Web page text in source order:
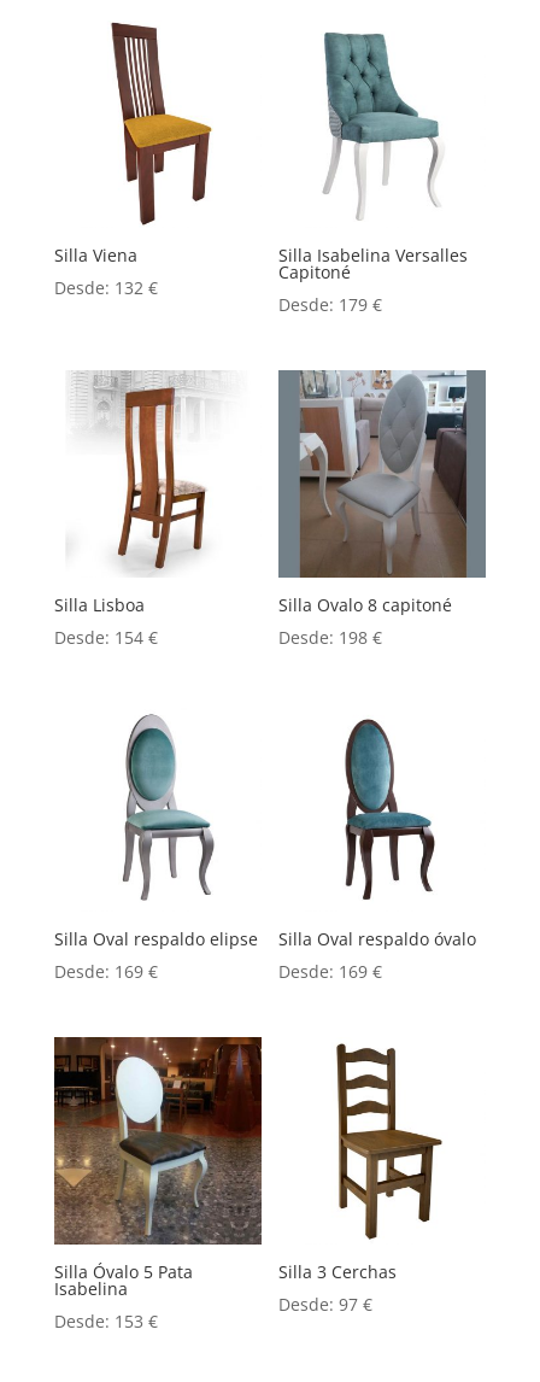
Silla Viena
Desde: 132 €
Silla Isabelina Versalles
Capitoné
Desde: 179€
Silla Lisboa
Desde: 154 €
Silla Ovalo 8 capitoné
Desde: 198€
Silla Oval respaldo elipse
Desde: 169 €
Silla Oval respaldo óvalo
Desde: 169€
Silla Óvalo 5 Pata
Isabelina
Desde: 153 €
Silla 3 Cerchas
Desde:97€